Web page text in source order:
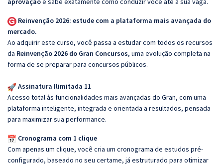
Reinvenção 2026: estude com a plataforma mais avançada do
mercado.
Ao adquirir este curso, você passa a estudar com todos os recursos
da Reinvenção 2026 do Gran Concursos, uma evolução completa na
forma de se preparar para concursos públicos.
Assinatura Ilimitada 11
Acesso total às funcionalidades mais avançadas do Gran, com uma
plataforma inteligente, integrada e orientada a resultados, pensada
para maximizar sua performance.
Cronograma com 1 clique
Com apenas um clique, você cria um cronograma de estudos pré-
configurado, baseado no seu certame, já estruturado para otimizar